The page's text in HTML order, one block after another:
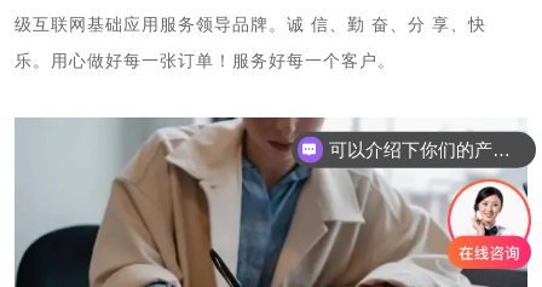
级互联网基础应用服务领导品牌。诚 信、勤 奋、分 享、快
乐。用心做好每一张订单！服务好每一个客户。
可以介绍下你们的产品么